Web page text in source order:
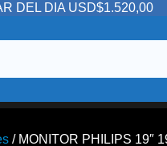
DEL DIA USD$1.520,00
/ MONITOR PHILIPS 19″